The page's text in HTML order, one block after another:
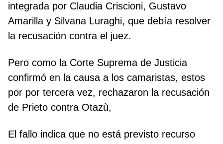
integrada por Claudia Criscioni, Gustavo
Amarilla y Silvana Luraghi, que debía resolver
la recusación contra el juez.
Pero como la Corte Suprema de Justicia
confirmó en la causa a los camaristas, estos
por por tercera vez, rechazaron la recusación
de Prieto contra Otazù,
El fallo indica que no está previsto recurso